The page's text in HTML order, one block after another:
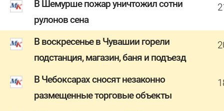
В Шемурше пожар уничтожил сотни
рулонов сена
В воскресенье в Чувашии горели
подстанция, магазин, баня и подъезд
В Чебоксарах сносят незаконно
размещенные торговые объекты